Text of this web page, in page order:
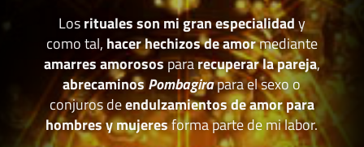
Losrituales son mi gran especialidady
como tal, hacer hechizos de amormediante
amarres amorosospararecuperar la pareja,
abrecaminosPombagirapara el sexo o
conjuros deendulzamientos de amor para
hombres y mujeresforma parte de mi labor.